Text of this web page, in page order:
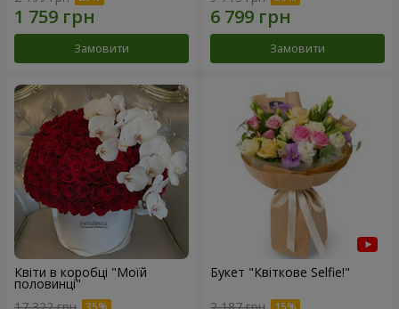
Замовити Замовити
Квіти в коробці "Моїй
половинці"
Букет "Квіткове Selfie!"